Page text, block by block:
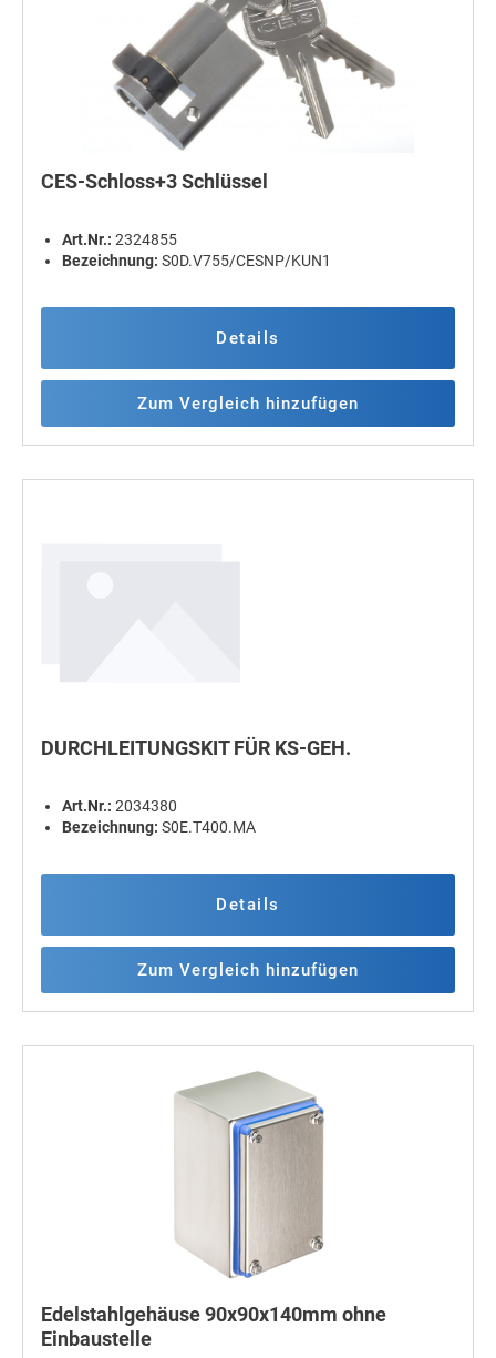
CES-Schloss+3 Schlüssel
Art.Nr.: 2324855
Bezeichnung: S0D.V755/CESNP/KUN1
Details
Zum Vergleich hinzufügen
DURCHLEITUNGSKIT FÜR KS-GEH.
Art.Nr.: 2034380
Bezeichnung: S0E.T400.MA
Details
Zum Vergleich hinzufügen
Edelstahlgehäuse 90x90x140mm ohne
Einbaustelle